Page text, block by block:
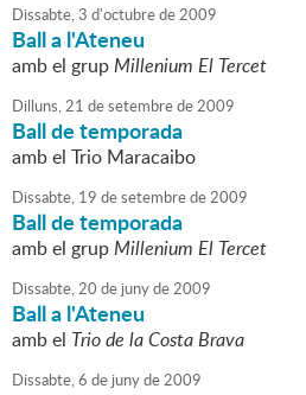
Dissabte,3 d'octubrede2009
Ball a l'Ateneu
amb el grupMillenium El Tercet
Dilluns,21 desetembrede2009
Ball de temporada
amb el Trio Maracaibo
Dissabte, 19 desetembrede2009
Ball de temporada
amb el grupMillenium El Tercet
Dissabte,20 de junyde2009
Ball a l'Ateneu
amb el Trio de la Costa Brava
Dissabte,6 de junyde2009